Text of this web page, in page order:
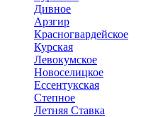
Дивное
Арзгир
Красногвардейское
Курская
Левокумское
Новоселицкое
Ессентукская
Степное
Летняя Ставка